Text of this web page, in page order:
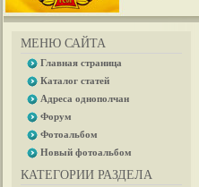
МЕНЮ САЙТА
Главная страница
Каталог статей
Адреса однополчан
Форум
Фотоальбом
Новый фотоальбом
КАТЕГОРИИ РАЗДЕЛА